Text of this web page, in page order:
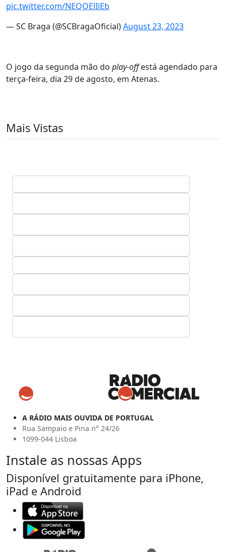
pic.twitter.com/NEQOElIiEb
— SC Braga (@SCBragaOficial)August 23, 2023
O jogo da segunda mão do play-offestá agendado para
terça-feira, dia 29 de agosto, em Atenas.
Mais Vistas
A RÁDIO MAIS OUVIDA DE PORTUGAL
Rua Sampaio e Pina n° 24/26
1099-044 Lisboa
Instale as nossas Apps
Disponível gratuitamente para iPhone,
iPad e Android